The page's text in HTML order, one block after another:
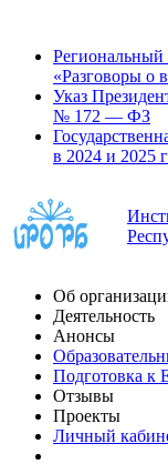
Региональный
«Разговоры о
Указ
№ 172 — ФЗ
в 2024 и 2025
Об
Деятельность
Анонсы
Подготовка
Отзывы
Проекты
Личный